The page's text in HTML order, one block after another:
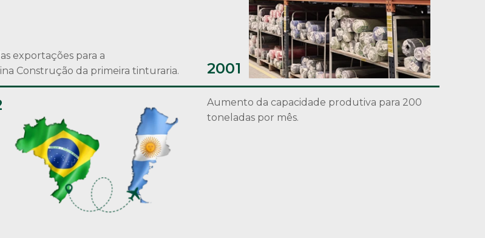
exportações para a
Construção da primeira tinturaria.
2001
Aumento da capacidade produtiva para 200
toneladas por mês.